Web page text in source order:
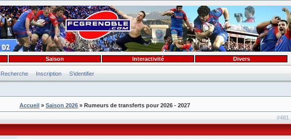
Recherche Inscription S'identifier
Saison Interactivité Divers
Accueil » Saison 2026 » Rumeurs de transferts pour 2026 - 2027
#481